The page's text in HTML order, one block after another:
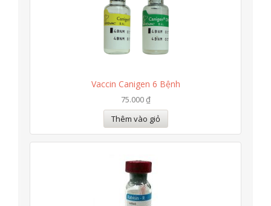
Vaccin Canigen 6 Bệnh
75.000 ₫
Thêm vào giỏ